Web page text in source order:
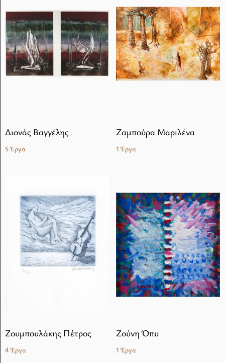
Διονάς Βαγγέλης
5 Έργα
Ζαμπούρα Μαριλένα
1 Έργα
Ζουμπουλάκης Πέτρος
4 Έργα
Ζούνη Όπυ
1 Έργα